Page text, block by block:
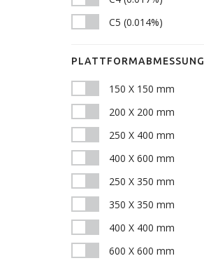
C5 (0.014%)
PLATTFORMABMESSUNG
150 X 150 mm
200 X 200 mm
250 X 400 mm
400 X 600 mm
250 X 350 mm
350 X 350 mm
400 X 400 mm
600 X 600 mm